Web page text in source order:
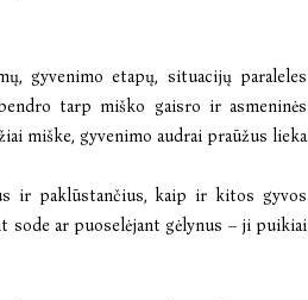
gyvenimo etapų, situacijų paraleles
tarp miško gaisro ir asmeninės
miške, gyvenimo audrai praūžus lieka
ir paklūstančius, kaip ir kitos gyvos
sode ar puoselėjant gėlynus – ji puikiai